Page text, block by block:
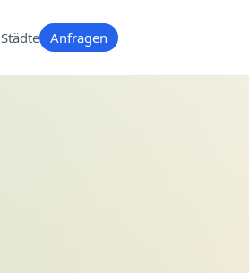
Städte Anfragen